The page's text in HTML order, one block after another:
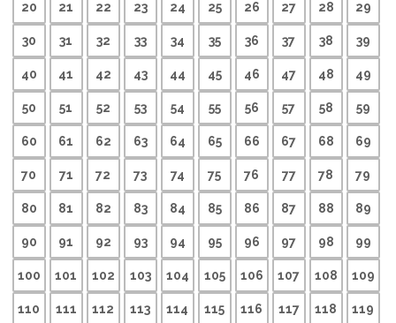
20 21 22 23 24 25 26 27 28 29
30 31 32 33 34 35 36 37 38 39
40 41 42 43 44 45 46 47 48 49
50 51 52 53 54 55 56 57 58 59
60 61 62 63 64 65 66 67 68 69
70 71 72 73 74 75 76 77 78 79
80 81 82 83 84 85 86 87 88 89
90 91 92 93 94 95 96 97 98 99
100 101 102 103 104 105 106 107 108 109
110 111 112 113 114 115 116 117 118 119